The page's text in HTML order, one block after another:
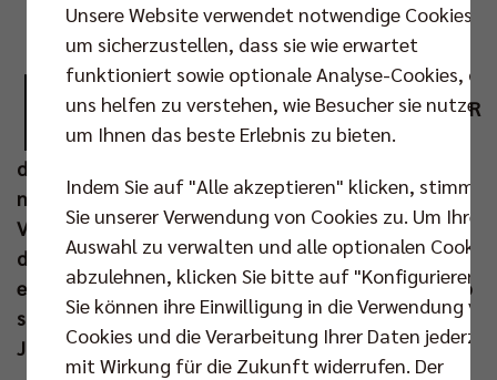
Foto: Andreas Gora
D en großen Heimauftakt am 27. Oktober
gegen die Helios Grizzlys Giesen haben die BR
Volleys Fans längst auf dem Zettel. Doch
das erste Saisondrittel hält bis zum Jahreswechsel
noch viel mehr stimmungsvolle Heimspiele im
Volleyballtempel bereit: Die CEV Champions League,
die ersten Auftritte der Liganeulinge und einen
echten Bundesliga-Klassiker am Tag vor Silvester. Ab
sofort sind die Einzelkarten für alle Heimspiele im
Jahr 2023 aufwww.br-volleys.de/tickets erhältlich.
Unsere Website verwendet notwendige Cookies,
um sicherzustellen, dass sie wie erwartet
funktioniert sowie optionale Analyse-Cookies, die
uns helfen zu verstehen, wie Besucher sie nutzen,
um Ihnen das beste Erlebnis zu bieten.
Indem Sie auf "Alle akzeptieren" klicken, stimmen
Sie unserer Verwendung von Cookies zu. Um Ihre
Auswahl zu verwalten und alle optionalen Cookies
abzulehnen, klicken Sie bitte auf "Konfigurieren".
Sie können ihre Einwilligung in die Verwendung
Cookies und die Verarbeitung Ihrer Daten
mit Wirkung für die Zukunft widerrufen. Der